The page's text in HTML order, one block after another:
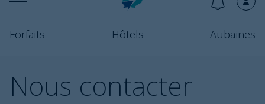
Forfaits Hôtels Aubaines
Nous contacter